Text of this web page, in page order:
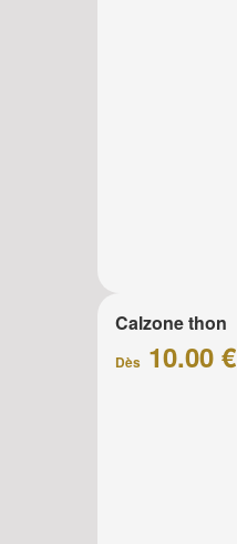
Calzone thon
Dès 10.00 €